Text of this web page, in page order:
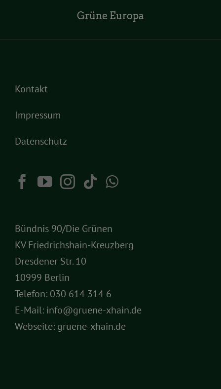
Grüne Europa
Kontakt
Impressum
Datenschutz
Bündnis 90/Die Grünen
KV Friedrichshain-Kreuzberg
Dresdener Str. 10
10999 Berlin
Telefon: 030 614 314 6
E-Mail: info@gruene-xhain.de
Webseite: gruene-xhain.de